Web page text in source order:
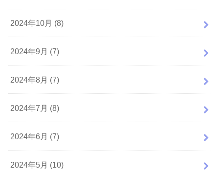
2024年10月 (8)
2024年9月 (7)
2024年8月 (7)
2024年7月 (8)
2024年6月 (7)
2024年5月 (10)